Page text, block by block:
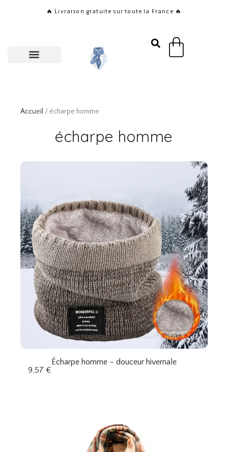
🔥 Livraison gratuite sur toute la France 🔥
Panier
Accueil / écharpe homme
écharpe homme
Écharpe homme – douceur hivernale
9,57 €